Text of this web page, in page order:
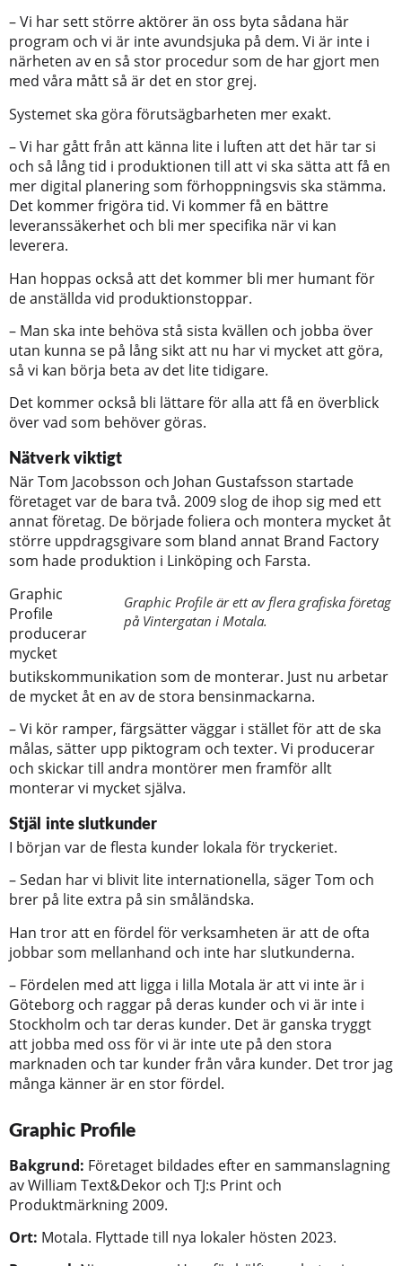
– Vi har sett större aktörer än oss byta sådana här
program och vi är inte avundsjuka på dem. Vi är inte i
närheten av en så stor procedur som de har gjort men
med våra mått så är det en stor grej.
Systemet ska göra förutsägbarheten mer exakt.
– Vi har gått från att känna lite i luften att det här tar si
och så lång tid i produktionen till att vi ska sätta att få en
mer digital planering som förhoppningsvis ska stämma.
Det kommer frigöra tid. Vi kommer få en bättre
leveranssäkerhet och bli mer specifika när vi kan
leverera.
Han hoppas också att det kommer bli mer humant för
de anställda vid produktionstoppar.
– Man ska inte behöva stå sista kvällen och jobba över
utan kunna se på lång sikt att nu har vi mycket att göra,
så vi kan börja beta av det lite tidigare.
Det kommer också bli lättare för alla att få en överblick
över vad som behöver göras.
Nätverk viktigt
När Tom Jacobsson och Johan Gustafsson startade
företaget var de bara två. 2009 slog de ihop sig med ett
annat företag. De började foliera och montera mycket åt
större uppdragsgivare som bland annat Brand Factory
som hade produktion i Linköping och Farsta.
Graphic Profile är ett av flera grafiska företag
på Vintergatan i Motala.
Graphic
Profile
producerar
mycket
butikskommunikation som de monterar. Just nu arbetar
de mycket åt en av de stora bensinmackarna.
– Vi kör ramper, färgsätter väggar i stället för att de ska
målas, sätter upp piktogram och texter. Vi producerar
och skickar till andra montörer men framför allt
monterar vi mycket själva.
Stjäl inte slutkunder
I början var de flesta kunder lokala för tryckeriet.
– Sedan har vi blivit lite internationella, säger Tom och
brer på lite extra på sin småländska.
Han tror att en fördel för verksamheten är att de ofta
jobbar som mellanhand och inte har slutkunderna.
– Fördelen med att ligga i lilla Motala är att vi inte är i
Göteborg och raggar på deras kunder och vi är inte i
Stockholm och tar deras kunder. Det är ganska tryggt
att jobba med oss för vi är inte ute på den stora
marknaden och tar kunder från våra kunder. Det tror jag
många känner är en stor fördel.
Graphic Profile
Bakgrund: Företaget bildades efter en sammanslagning
av William Text&Dekor och TJ:s Print och
Produktmärkning 2009.
Ort: Motala. Flyttade till nya lokaler hösten 2023.